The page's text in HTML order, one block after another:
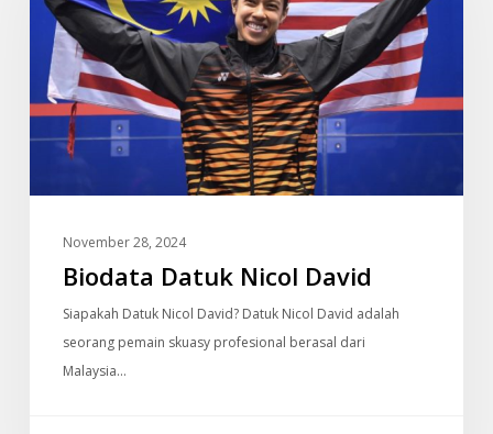
David
November 28, 2024
Biodata Datuk Nicol David
Siapakah Datuk Nicol David? Datuk Nicol David adalah
seorang pemain skuasy profesional berasal dari
Malaysia…